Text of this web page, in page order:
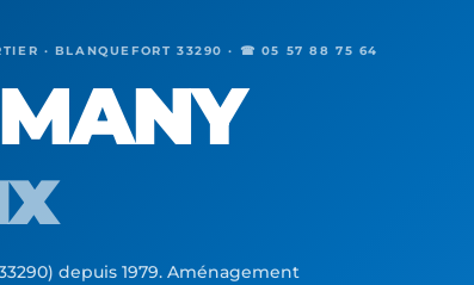
· BLANQUEFORT 33290 · ☎ 05 57 88 75 64
depuis 1979. Aménagement